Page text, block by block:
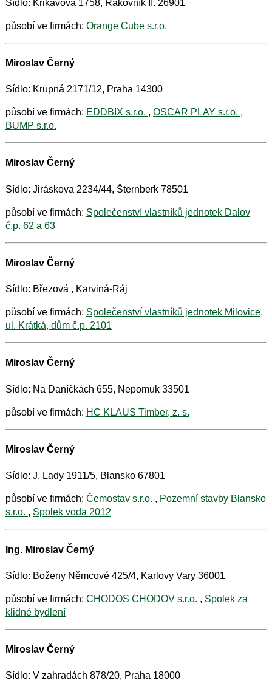
Sídlo: Křikavova 1758, Rakovník II. 26901
působí ve firmách: Orange Cube s.r.o.
Miroslav Černý
Sídlo: Krupná 2171/12, Praha 14300
působí ve firmách: EDDBIX s.r.o. , OSCAR PLAY s.r.o. ,
BUMP s.r.o.
Miroslav Černý
Sídlo: Jiráskova 2234/44, Šternberk 78501
působí ve firmách: Společenství vlastníků jednotek Dalov
č.p. 62 a 63
Miroslav Černý
Sídlo: Březová , Karviná-Ráj
působí ve firmách: Společenství vlastníků jednotek Milovice,
ul. Krátká, dům č.p. 2101
Miroslav Černý
Sídlo: Na Daníčkách 655, Nepomuk 33501
působí ve firmách: HC KLAUS Timber, z. s.
Miroslav Černý
Sídlo: J. Lady 1911/5, Blansko 67801
působí ve firmách: Čemostav s.r.o. , Pozemní stavby Blansko
s.r.o. , Spolek voda 2012
Ing. Miroslav Černý
Sídlo: Boženy Němcové 425/4, Karlovy Vary 36001
působí ve firmách: CHODOS CHODOV s.r.o. , Spolek za
klidné bydlení
Miroslav Černý
Sídlo: V zahradách 878/20, Praha 18000